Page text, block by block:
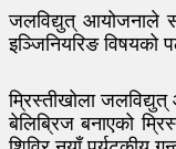
जलविद्युत् आयोजनाले
इञ्जिनियरिङ
म्रिस्तीखोला
बेलिब्रिज बनाएको